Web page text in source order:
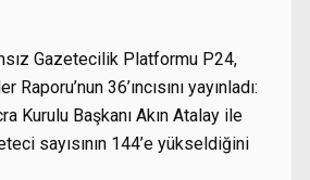
Gazetecilik Platformu P24,
36’ıncısını yayınladı:
Kurulu Başkanı Akın Atalay ile
sayısının 144’e yükseldiğini